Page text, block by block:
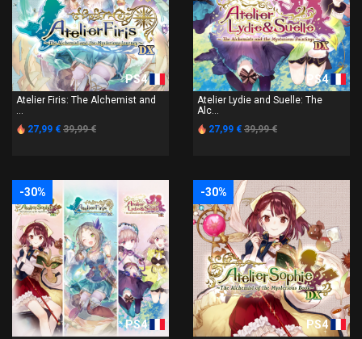
PS4
Atelier Firis: The Alchemist and
...
27,99 € 39,99 €
PS4
Atelier Lydie and Suelle: The
Alc...
27,99 € 39,99 €
-30%
PS4
-30%
PS4